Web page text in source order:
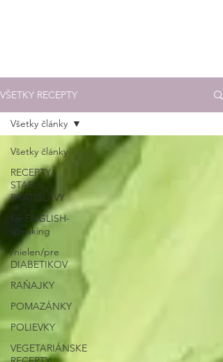
VŠETKY RECEPTY
Všetky články
RECEPTY
STAREJ
BRATISLAVY
for ENGLISH-
speaking
/nielen/pre
DIABETIKOV
RAŇAJKY
POMAZÁNKY
POLIEVKY
VEGETARIÁNSKE
Všetky články